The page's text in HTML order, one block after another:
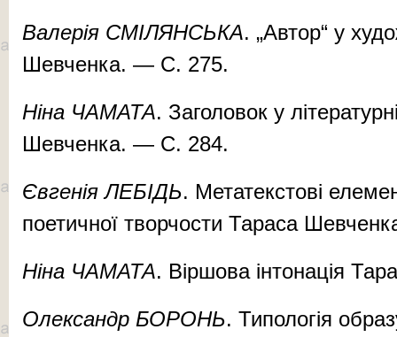
Валерія СМІЛЯНСЬКА. „Автор“ у
Шевченка. — С. 275.
Ніна ЧАМАТА. Заголовок у
Шевченка. — С. 284.
Євгенія ЛЕБІДЬ. Метатекстові
поетичної творчости Тараса
Ніна ЧАМАТА. Віршова інтонація
Олександр БОРОНЬ. Типологія